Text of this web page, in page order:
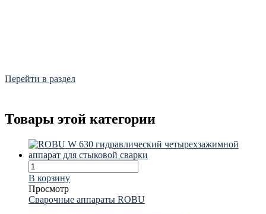
Перейти в раздел
Товары этой категории
В корзину
Просмотр
Сварочные аппараты ROBU